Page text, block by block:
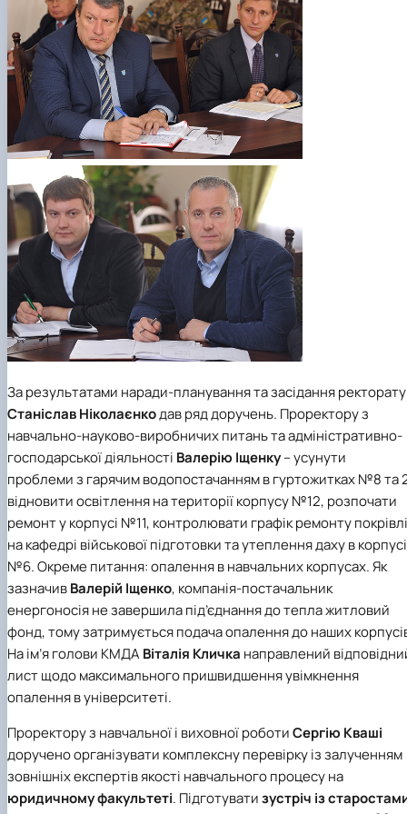
За результатами наради-планування та засідання ректорату
Станіслав Ніколаєнкодав ряд доручень. Проректору з
навчально-науково-виробничих питань та адміністративно-
господарської діяльності Валерію Іщенку– усунути
проблеми з гарячим водопостачанням в гуртожитках №8 та
відновити освітлення на території корпусу №12, розпочати
ремонт у корпусі №11, контролювати графік ремонту покрівлі
на кафедрі військової підготовки та утеплення даху в корпусі
№6. Окреме питання: опалення в навчальних корпусах. Як
зазначивВалерій Іщенко, компанія-постачальник
енергоносія не завершила під’єднання до тепла житловий
фонд, тому затримується подача опалення до наших
На ім’я голови КМДА Віталія Кличка направлений
лист щодо максимального пришвидшення увімкнення
опалення в університеті.
Проректору з навчальної і виховної роботиСергію Кваші
доручено організувати комплексну перевірку із залученням
зовнішніх експертів якості навчального процесу на
юридичному факультеті. Підготуватизустріч із